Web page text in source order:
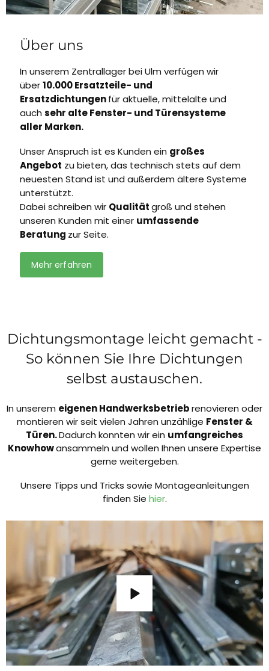
Über uns
In unserem Zentrallager bei Ulm verfügen wir
über10.000 Ersatzteile- und
Ersatzdichtungenfür aktuelle, mittelalte und
auch sehr alte Fenster- und Türensysteme
aller Marken.
Unser Anspruch ist es Kunden ein großes
Angebot zu bieten, das technisch stets auf dem
neuesten Stand ist und außerdem ältere Systeme
unterstützt.
Dabei schreiben wir Qualitätgroß und stehen
unseren Kunden mit einer umfassende
Beratung zur Seite.
Mehr erfahren
Dichtungsmontage leicht gemacht -
So können Sie Ihre Dichtungen
selbst austauschen.
In unserem eigenen Handwerksbetriebrenovieren oder
montieren wir seit vielen Jahren unzählige Fenster &
Türen.Dadurch konnten wir ein umfangreiches
Knowhowansammeln und wollen Ihnen unsere Expertise
gerne weitergeben.
Unsere Tipps und Tricks sowie Montageanleitungen
finden Sie hier.